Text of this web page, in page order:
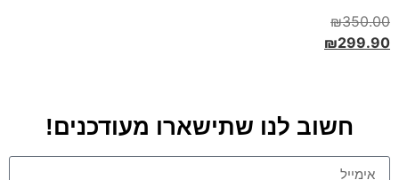
₪350.00
₪299.90
חשוב לנו שתישארו מעודכנים!